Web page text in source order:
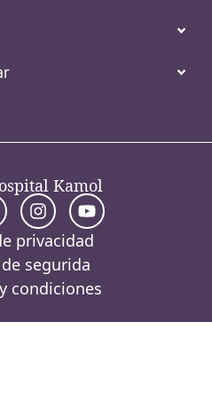
Kamol
privacidad
segurida
condiciones